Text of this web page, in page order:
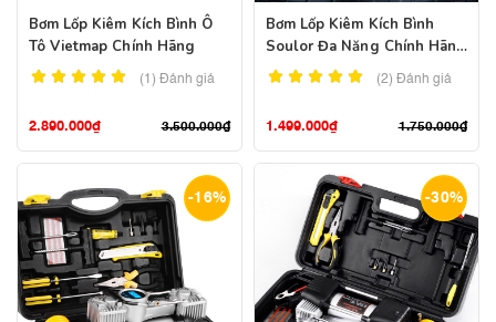
Bơm Lốp Kiêm Kích Bình Ô
Tô Vietmap Chính Hãng
(1)Đánh giá
3.500.000₫
2.890.000₫
Bơm Lốp Kiêm Kích Bình
Soulor Đa Năng Chính Hãng
– Pin 89800mah
(2)Đánh giá
1.750.000₫
1.499.000₫
-16% -30%